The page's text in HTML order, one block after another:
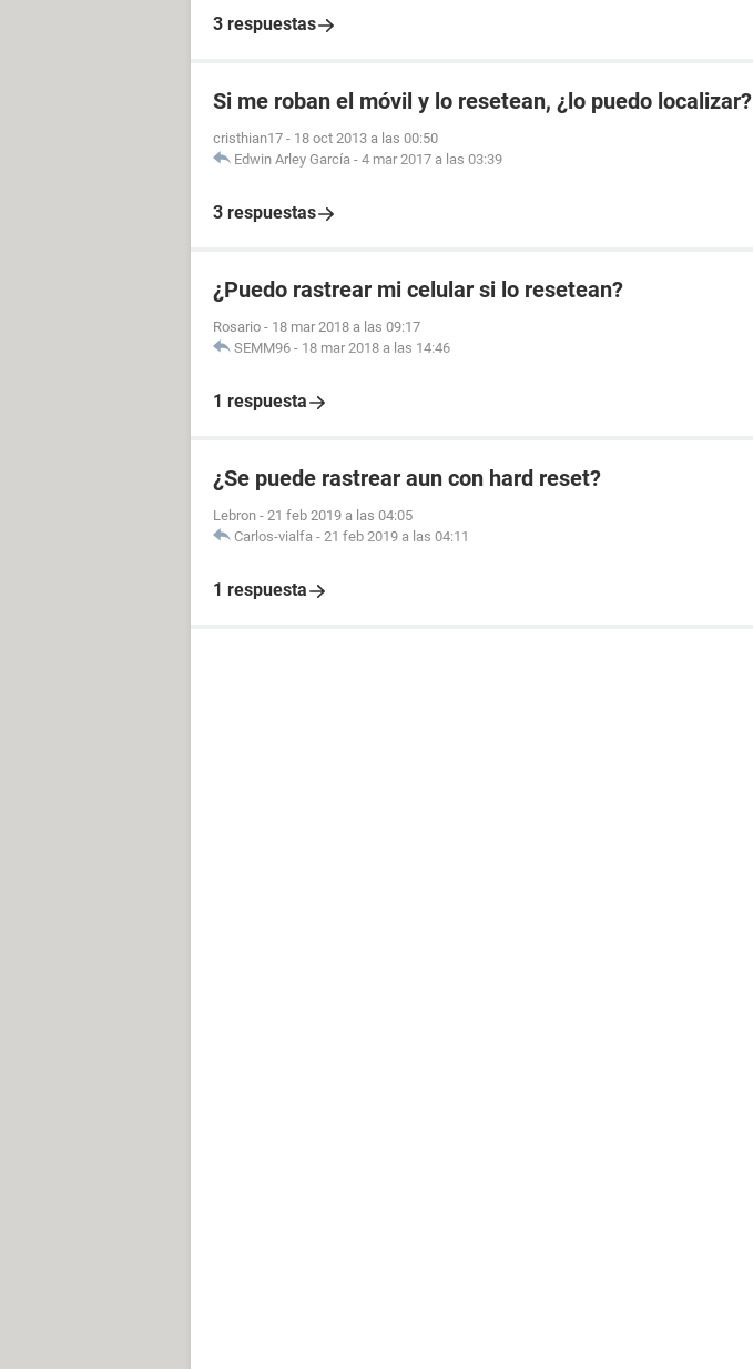
3 respuestas
Si me roban el móvil y lo resetean, ¿lo puedo localizar?
cristhian17 - 18 oct 2013 a las 00:50
Edwin Arley García - 4 mar 2017 a las 03:39
3 respuestas
¿Puedo rastrear mi celular si lo resetean?
Rosario - 18 mar 2018 a las 09:17
SEMM96 - 18 mar 2018 a las 14:46
1 respuesta
¿Se puede rastrear aun con hard reset?
Lebron - 21 feb 2019 a las 04:05
Carlos-vialfa - 21 feb 2019 a las 04:11
1 respuesta